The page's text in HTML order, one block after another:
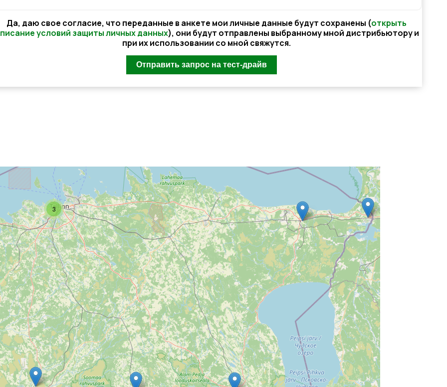
Да, даю свое согласие, что переданные в анкете мои личные данные будут сохранены (открыть
условий защиты личных данных), они будут отправлены выбранному мной дистрибьютору и
при их использовании со мной свяжутся.
3